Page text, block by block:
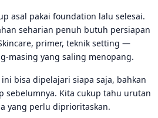
Tetap Segar Sepanjang Hari
yang wajib dimiliki pemula agar
cepat luntur meskipun sudah
asal pakai foundation lalu selesai.
seharian penuh butuh persiapan
primer, teknik setting —
masing yang saling menopang.
bisa dipelajari siapa saja, bahkan
sebelumnya. Kita cukup tahu urutan
yang perlu diprioritaskan.